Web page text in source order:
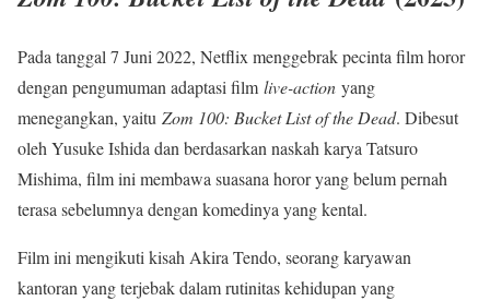
Pada tanggal 7 Juni 2022, Netflix menggebrak pecinta film horor
dengan pengumuman adaptasi film live-action yang
menegangkan, yaitu Zom 100: Bucket List of the Dead. Dibesut
oleh Yusuke Ishida dan berdasarkan naskah karya Tatsuro
Mishima, film ini membawa suasana horor yang belum pernah
terasa sebelumnya dengan komedinya yang kental.
Film ini mengikuti kisah Akira Tendo, seorang karyawan
kantoran yang terjebak dalam rutinitas kehidupan yang